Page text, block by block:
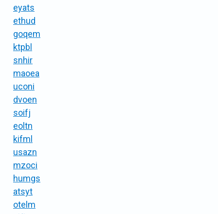
eyats
ethud
goqem
ktpbl
snhir
maoea
uconi
dvoen
soifj
eoltn
kifml
usazn
mzoci
humgs
atsyt
otelm